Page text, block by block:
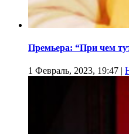
Премьера: “При чем
1 Февраль, 2023, 19:47 |